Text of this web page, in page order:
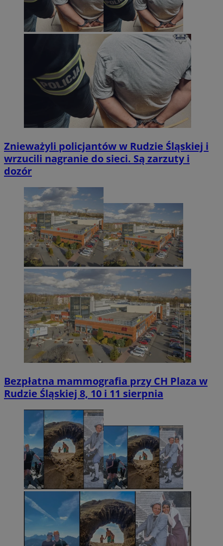
Znieważyli policjantów w Rudzie Śląskiej i
wrzucili nagranie do sieci. Są zarzuty i
dozór
Bezpłatna mammografia przy CH Plaza w
Rudzie Śląskiej 8, 10 i 11 sierpnia